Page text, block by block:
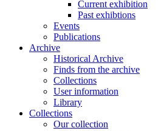
Current exhibition
Past exhibtions
Events
Publications
Archive
Historical Archive
Finds from the archive
Collections
User information
Library
Collections
Our collection